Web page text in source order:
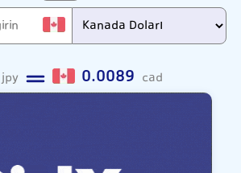
jpy 0.0089 cad